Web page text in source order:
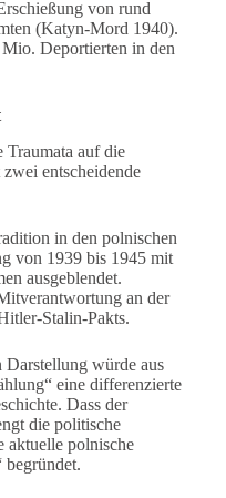
von rund
(Katyn-Mord 1940).
Deportierten in den
Traumata auf die
entscheidende
in den polnischen
von 1939 bis 1945 mit
ausgeblendet.
an der
Stalin-Pakts.
Darstellung würde aus
eine differenzierte
Dass der
die politische
aktuelle polnische